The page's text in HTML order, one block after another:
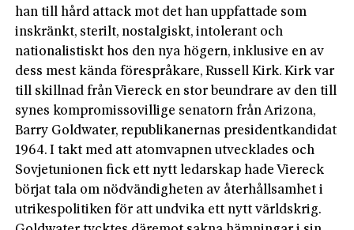
han till hård attack mot det han uppfattade som
inskränkt, sterilt, nostalgiskt, intolerant och
nationalistiskt hos den nya högern, inklusive en av
dess mest kända förespråkare, Russell Kirk. Kirk var
till skillnad från Viereck en stor beundrare av den till
synes kompromissovillige senatorn från Arizona,
Barry Goldwater, republikanernas presidentkandidat
1964. I takt med att atomvapnen utvecklades och
Sovjetunionen fick ett nytt ledarskap hade Viereck
börjat tala om nödvändigheten av återhållsamhet i
utrikespolitiken för att undvika ett nytt världskrig.